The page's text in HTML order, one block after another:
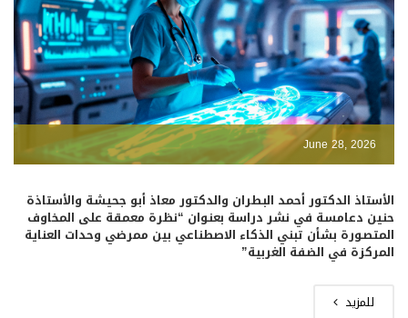
June 28, 2026
الأستاذ الدكتور أحمد البطران والدكتور معاذ أبو جحيشة والأستاذة
حنين دعامسة في نشر دراسة بعنوان “نظرة معمقة على المخاوف
المتصورة بشأن تبني الذكاء الاصطناعي بين ممرضي وحدات العناية
المركزة في الضفة الغربية”
للمزيد